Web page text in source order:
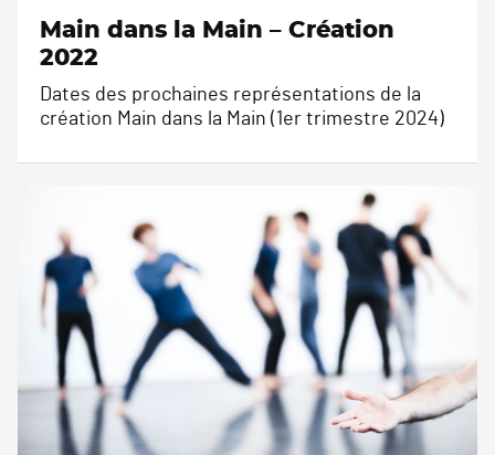
Main dans la Main – Création
2022
Dates des prochaines représentations de la
création Main dans la Main (1er trimestre 2024)